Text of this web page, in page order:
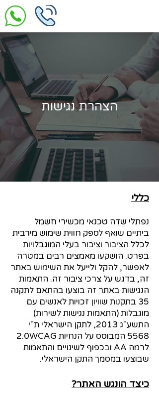
הצהרת נגישות
כללי
נפתלי שדה טכנאי מכשירי חשמל
ביתיים שואף לספק חווית שימוש מירבית
לכלל הציבור וציבור בעלי המוגבלויות
בפרט. הושקעו מאמצים רבים במטרה
לאפשר, להקל ולייעל את השימוש באתר
זה, בדגש על צרכי ציבור זה. התאמות
הנגישות באתר זה בוצעו בהתאם לתקנה
35 בתקנות שוויון זכויות לאנשים עם
מוגבלות (התאמות נגישות לשירות)
התשע"ג 2013, לתקן הישראלי ת"י
5568 המבוסס על הנחיות 2.0WCAG
לרמה AA ובכפוף לשינויים והתאמות
שבוצעו במסמך התקן הישראלי.
כיצד הונגש האתר?